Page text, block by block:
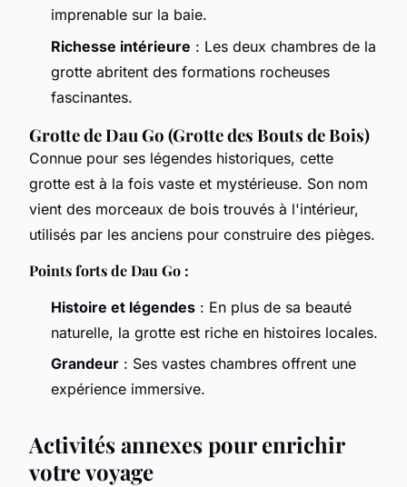
imprenable sur la baie.
Richesse intérieure : Les deux chambres de la
grotte abritent des formations rocheuses
fascinantes.
Grotte de Dau Go (Grotte des Bouts de Bois)
Connue pour ses légendes historiques, cette
grotte est à la fois vaste et mystérieuse. Son nom
vient des morceaux de bois trouvés à l'intérieur,
utilisés par les anciens pour construire des pièges.
Points forts de Dau Go :
Histoire et légendes : En plus de sa beauté
naturelle, la grotte est riche en histoires locales.
Grandeur : Ses vastes chambres offrent une
expérience immersive.
Activités annexes pour enrichir
votre voyage